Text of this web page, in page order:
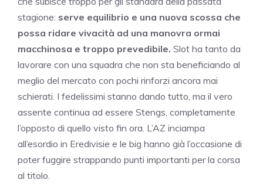
stagione: serve equilibrio e una nuova scossa che
possa ridare vivacità ad una manovra ormai
macchinosa e troppo prevedibile. Slot ha tanto da
lavorare con una squadra che non sta beneficiando al
meglio del mercato con pochi rinforzi ancora mai
schierati. I fedelissimi stanno dando tutto, ma il vero
assente continua ad essere Stengs, completamente
l’opposto di quello visto fin ora. L’AZ inciampa
all’esordio in Eredivisie e le big hanno già l’occasione di
poter fuggire strappando punti importanti per la corsa
al titolo.